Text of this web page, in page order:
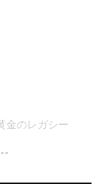
金のレガシー